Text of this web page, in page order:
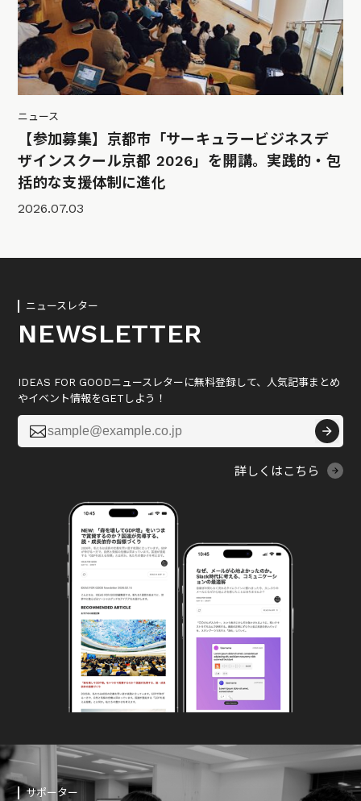
ニュース
【参加募集】京都市「サーキュラービジネスデ
ザインスクール京都 2026」を開講。実践的・包
括的な支援体制に進化
2026.07.03
ニュースレター
NEWSLETTER
IDEAS FOR GOODニュースレターに無料登録して、人気記事まとめ
やイベント情報をGETしよう！

詳しくはこちら
サポーター